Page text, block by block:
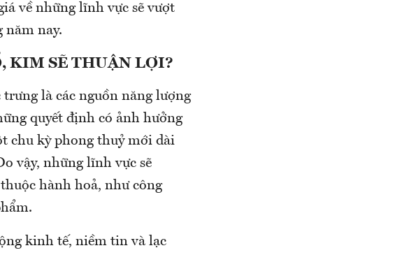
về những lĩnh vực sẽ vượt
năm nay.
KIM SẼ THUẬN LỢI?
trưng là các nguồn năng lượng
quyết định có ảnh hưởng
chu kỳ phong thuỷ mới dài
vậy, những lĩnh vực sẽ
hành hoả, như công
kinh tế, niềm tin và lạc